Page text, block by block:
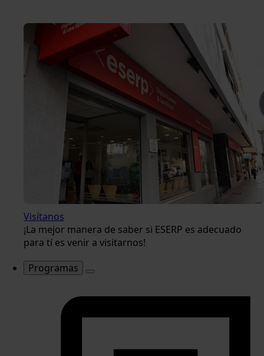
Visítanos
¡La mejor manera de saber si ESERP es adecuado
para tí es venir a visitarnos!
Programas